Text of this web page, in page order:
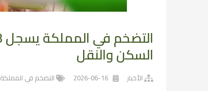
السكن والنقل
الأخبار 2026-06-16 التضخم في المملكة